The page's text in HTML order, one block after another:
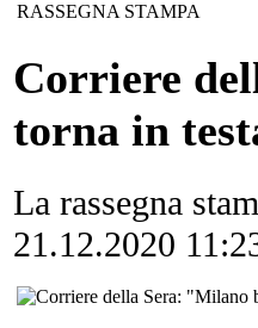
RASSEGNA STAMPA
Corriere
torna in
La rassegna
21.12.2020